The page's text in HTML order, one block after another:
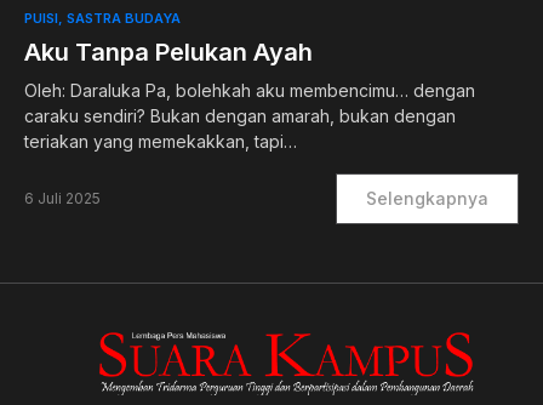
PUISI SASTRA BUDAYA
Aku Tanpa Pelukan Ayah
Oleh: Daraluka Pa, bolehkah aku membencimu… dengan
caraku sendiri? Bukan dengan amarah, bukan dengan
teriakan yang memekakkan, tapi…
6 Juli 2025 Selengkapnya